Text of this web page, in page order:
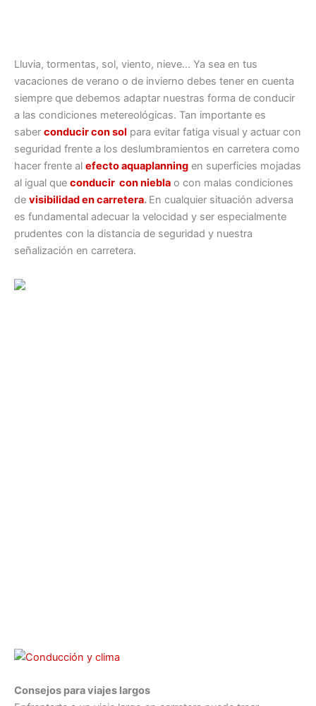
Lluvia, tormentas, sol, viento, nieve… Ya sea en tus
vacaciones de verano o de invierno debes tener en cuenta
siempre que debemos adaptar nuestras forma de conducir
a las condiciones metereológicas. Tan importante es
saber conducir con sol para evitar fatiga visual y actuar con
seguridad frente a los deslumbramientos en carretera como
hacer frente al efecto aquaplanning en superficies mojadas
al igual que conducir con niebla o con malas condiciones
de visibilidad en carretera. En cualquier situación adversa
es fundamental adecuar la velocidad y ser especialmente
prudentes con la distancia de seguridad y nuestra
señalización en carretera.
Consejos para viajes largos